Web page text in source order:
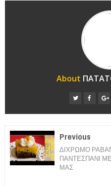
About
Previous
ΔΙΧΡΩΜΟ
ΠΑΝΤΕΣΠΑΝΙ
ΜΑΣ